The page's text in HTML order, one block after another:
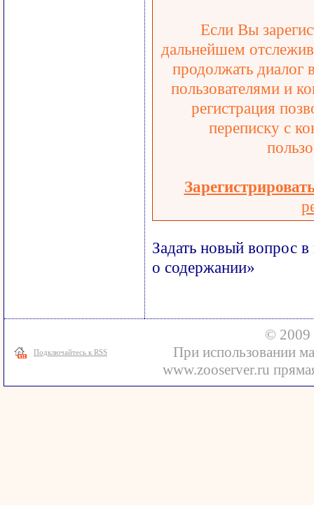
Если Вы
дальнейшем
продолжать диалог
пользователями и
регистрация
переписку с
Задать новый вопрос
о содержании»
Подключайтесь к RSS
© 2009
При использовании
www.zooserver.ru